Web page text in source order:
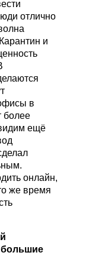
отлично
и
в
более
ещё
онлайн,
же время
большие